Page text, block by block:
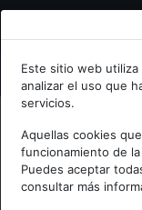
Bienvenid@ a
Escribe tu Email
Accede o
Este sitio web
analizar el uso que
servicios.
Aquellas cookies
funcionamiento de
Puedes aceptar
consultar más